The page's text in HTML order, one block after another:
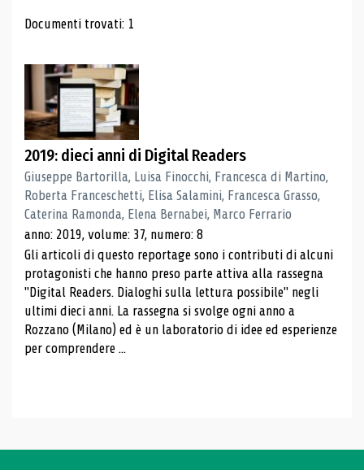
Risultati di ricerca
Documenti trovati: 1
2019: dieci anni di Digital Readers
Giuseppe Bartorilla, Luisa Finocchi, Francesca di Martino,
Roberta Franceschetti, Elisa Salamini, Francesca Grasso,
Caterina Ramonda, Elena Bernabei, Marco Ferrario
anno: 2019, volume: 37, numero: 8
Gli articoli di questo reportage sono i contributi di alcuni
protagonisti che hanno preso parte attiva alla rassegna
"Digital Readers. Dialoghi sulla lettura possibile" negli
ultimi dieci anni. La rassegna si svolge ogni anno a
Rozzano (Milano) ed è un laboratorio di idee ed esperienze
per comprendere ...